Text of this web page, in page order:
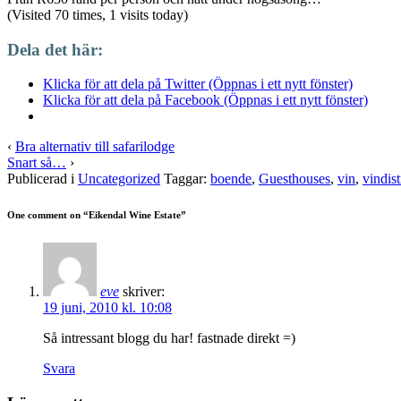
(Visited 70 times, 1 visits today)
Dela det här:
Klicka för att dela på Twitter (Öppnas i ett nytt fönster)
Klicka för att dela på Facebook (Öppnas i ett nytt fönster)
‹ Bra alternativ till safarilodge
Snart så… ›
Publicerad i Uncategorized Taggar: boende, Guesthouses, vin,
One comment on “Eikendal Wine Estate”
eve skriver:
19 juni, 2010 kl. 10:08
Så intressant blogg du har! fastnade direkt =)
Svara